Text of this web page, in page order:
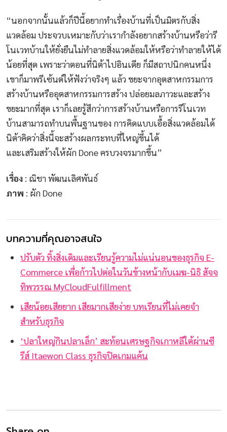
“นอกจากนั้นแล้วก็ปีนี้อยากทำเรื่องบ้านที่เป็นมิตรกับสิ่ง
แวดล้อม ประจวบเหมาะกับว่าเรากำลังอยากสร้างบ้านหรือว่ารี
โนเวทบ้านให้ยั่งยืนไม่ทำลายสิ่งแวดล้อมให้หรือว่าทำลายให้ได้
น้อยที่สุด เพราะว่าตอนที่นิต้าไปอินเดีย ก็มีสถาปนิกคนหนึ่ง
เขาก็มาพรีเซ้นต์ให้ฟังว่าจริงๆ แล้ว ขยะจากอุตสาหกรรมการ
สร้างบ้านหรืออุตสาหกรรมการสร้าง ปล่อยมลภาวะและสร้าง
ขยะมากที่สุด เราก็เลยรู้สึกว่าการสร้างบ้านหรือการรีโนเวท
บ้านสามารถทำบนพื้นฐานของ การคิดแบบเอื้อสิ่งแวดล้อมได้
นิต้าคิดว่าสิ่งนี้จะสร้างผลกระทบที่ใหญ่ขึ้นได้
และเสริมสร้างให้ผัก Done ครบวงจรมากขึ้น”
เรื่อง : ณิชา พัฒนเลิศพันธ์
ภาพ : ผัก Done
บทความที่คุณอาจสนใจ
ปรับตัว ทิ้งสิ่งเดิมและเรียนรู้ความไม่แน่นอนของธุรกิจ E-
Commerce เพื่อก้าวไปต่อในวันข้างหน้ากับเมฆ-นิธิ สัจจ
ทิพวรรณ MyCloudFulfillment
เสียน้อยเสียยาก เสียมากเสียง่าย บทเรียนที่ไม่เคยจำ
สำหรับธุรกิจ
‘ปลาใหญ่กินปลาเล็ก’ สะท้อนเศรษฐกิจเกาหลีใต้ผ่านซี
รีส์ Itaewon Class ธุรกิจปิดเกมแค้น